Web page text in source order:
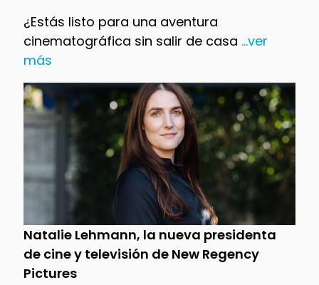
¿Estás listo para una aventura
cinematográfica sin salir de casa ...ver
más
Natalie Lehmann, la nueva presidenta
de cine y televisión de New Regency
Pictures